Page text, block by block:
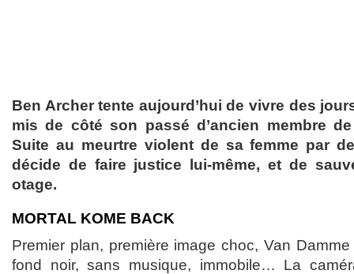
Ben Archer tente aujourd’hui de vivre des
mis de côté son passé d’ancien membre
Suite au meurtre violent de sa femme par
décide de faire justice lui-même, et de
otage.
MORTAL KOME BACK
Premier plan, première image choc, Van
fond noir, sans musique, immobile… La